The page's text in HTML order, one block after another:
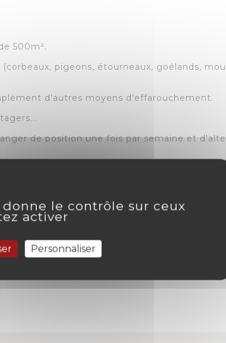
500m².
(corbeaux, pigeons, étourneaux, goélands,
d'autres moyens d'effarouchement.
de position une fois par semaine et
le contrôle sur ceux
activer
Personnaliser